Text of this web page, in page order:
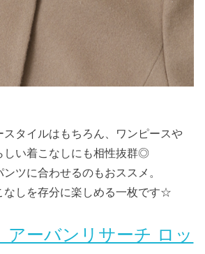
スタイルはもちろん、ワンピースや
しい着こなしにも相性抜群◎
ンツに合わせるのもおススメ。
なしを存分に楽しめる一枚です☆
アーバンリサーチ ロッ